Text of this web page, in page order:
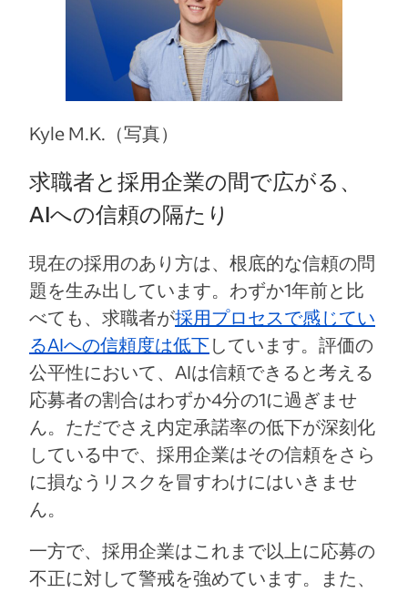
Kyle M.K.（写真）
求職者と採用企業の間で広がる、
AIへの信頼の隔たり
現在の採用のあり方は、根底的な信頼の問
題を生み出しています。わずか1年前と比
べても、求職者が採用プロセスで感じてい
るAIへの信頼度は低下しています。評価の
公平性において、AIは信頼できると考える
応募者の割合はわずか4分の1に過ぎませ
ん。ただでさえ内定承諾率の低下が深刻化
している中で、採用企業はその信頼をさら
に損なうリスクを冒すわけにはいきませ
ん。
一方で、採用企業はこれまで以上に応募の
不正に対して警戒を強めています。また、